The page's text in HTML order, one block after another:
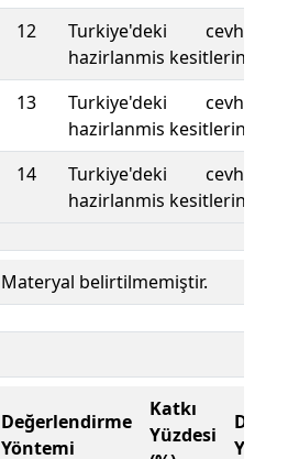
12
Turkiye'deki
hazirlanmis kesitlerin
13
Turkiye'deki
hazirlanmis kesitlerin
14
Turkiye'deki
hazirlanmis kesitlerin
Materyal belirtilmemiştir.
Değerlendirme
Yöntemi
Katkı
Yüzdesi